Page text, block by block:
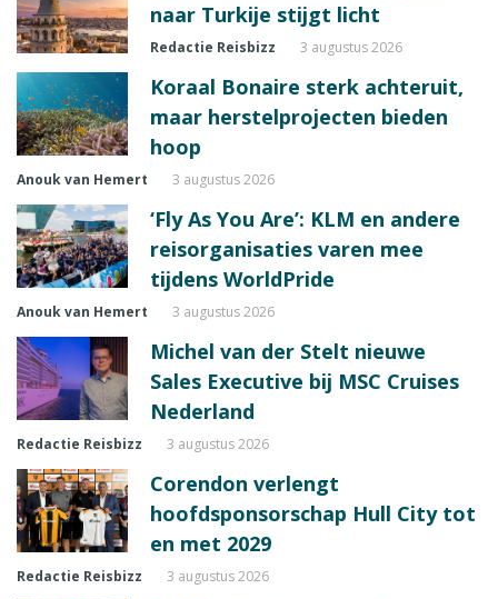
naar Turkije stijgt licht
Redactie Reisbizz 3 augustus 2026
Koraal Bonaire sterk achteruit,
maar herstelprojecten bieden
hoop
Anouk van Hemert 3 augustus 2026
‘Fly As You Are’: KLM en andere
reisorganisaties varen mee
tijdens WorldPride
Anouk van Hemert 3 augustus 2026
Michel van der Stelt nieuwe
Sales Executive bij MSC Cruises
Nederland
Redactie Reisbizz 3 augustus 2026
Corendon verlengt
hoofdsponsorschap Hull City tot
en met 2029
Redactie Reisbizz 3 augustus 2026